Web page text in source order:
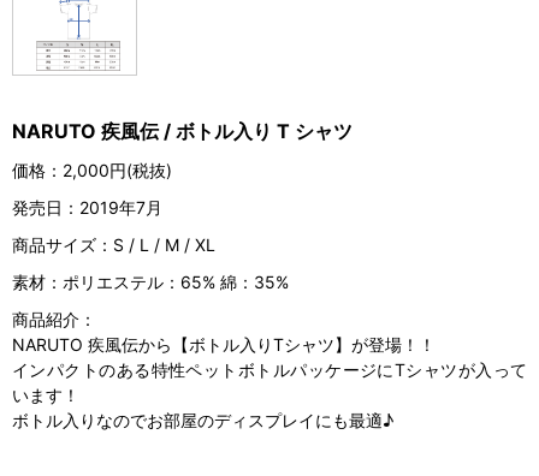
NARUTO 疾風伝 / ボトル入り T シャツ
価格： 2,000円(税抜)
発売日： 2019年7月
商品サイズ： S / L / M / XL
素材： ポリエステル：65% 綿：35%
商品紹介：
NARUTO 疾風伝から【ボトル入りTシャツ】が登場！！
インパクトのある特性ペットボトルパッケージにTシャツが入って
います！
ボトル入りなのでお部屋のディスプレイにも最適♪